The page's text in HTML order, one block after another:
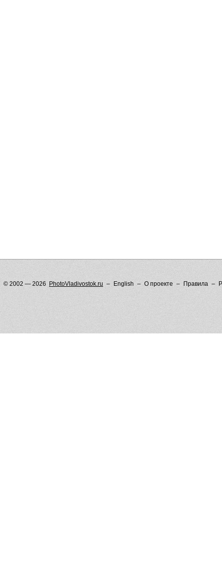
© 2002 — 2026 PhotoVladivostok.ru English О проекте Правила